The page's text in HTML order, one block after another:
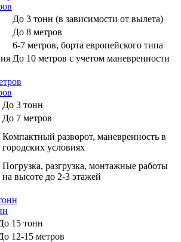
До 3 тонн (в зависимости от вылета)
До 8 метров
6-7 метров, борта европейского типа
До 10 метров с учетом маневренности
До 3 тонн
До 7 метров
Компактный разворот, маневренность в
городских условиях
Погрузка, разгрузка, монтажные работы
на высоте до 2-3 этажей
15 тонн
12-15 метров